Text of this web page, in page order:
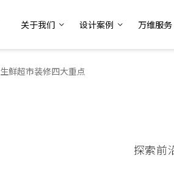
关于我们 设计案例 万维服务
生鲜超市装修四大重点
探索前